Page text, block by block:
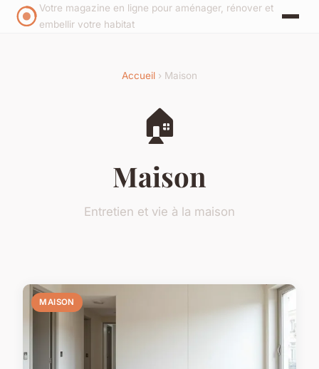
Votre magazine en ligne pour aménager, rénover et
embellir votre habitat
Accueil › Maison
🏠
Maison
Entretien et vie à la maison
MAISON